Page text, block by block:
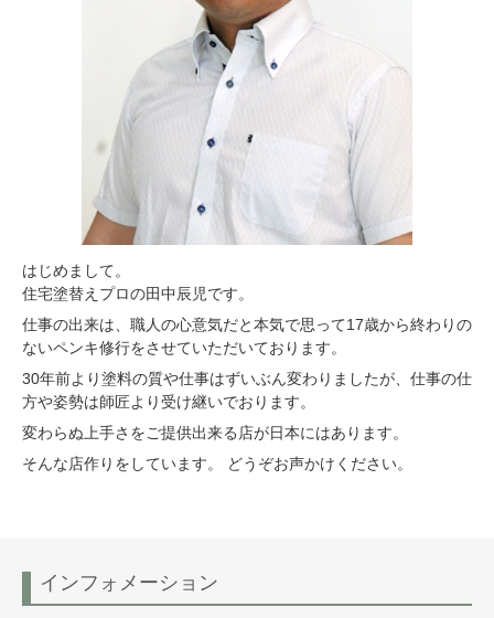
はじめまして。
住宅塗替えプロの田中辰児です。
仕事の出来は、職人の心意気だと本気で思って17歳から終わりの
ないペンキ修行をさせていただいております。
30年前より塗料の質や仕事はずいぶん変わりましたが、仕事の仕
方や姿勢は師匠より受け継いでおります。
変わらぬ上手さをご提供出来る店が日本にはあります。
そんな店作りをしています。 どうぞお声かけください。
インフォメーション